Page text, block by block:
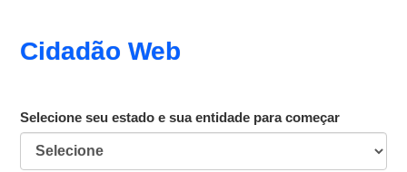
Cidadão Web
Selecione seu estado e sua entidade para começar